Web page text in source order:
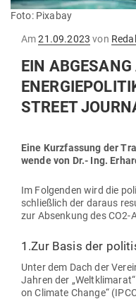
Foto: Pixabay
AmGepostet
21.09.2023 von
EIN
STREET
Eine Kurz­fassung der
wende von Dr.- Ing.
Im Fol­genden wird die
schließlich der daraus
zur Absenkung des
1.Zur Basis der
Unter dem Dach der
Jahren der
on Climate Change“